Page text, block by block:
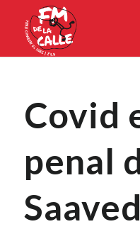
Covid
penal